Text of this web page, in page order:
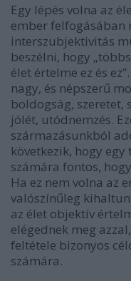
Egy lépés volna az
ember felfogásában
interszubjektivitás
beszélni, hogy
élet értelme ez és
nagy, és népszerű
boldogság, szeretet,
jólét, utódnemzés.
származásunkból
következik, hogy
számára fontos,
Ha ez nem volna az
valószínűleg
az élet objektív
elégednek meg
feltétele bizonyos
számára.